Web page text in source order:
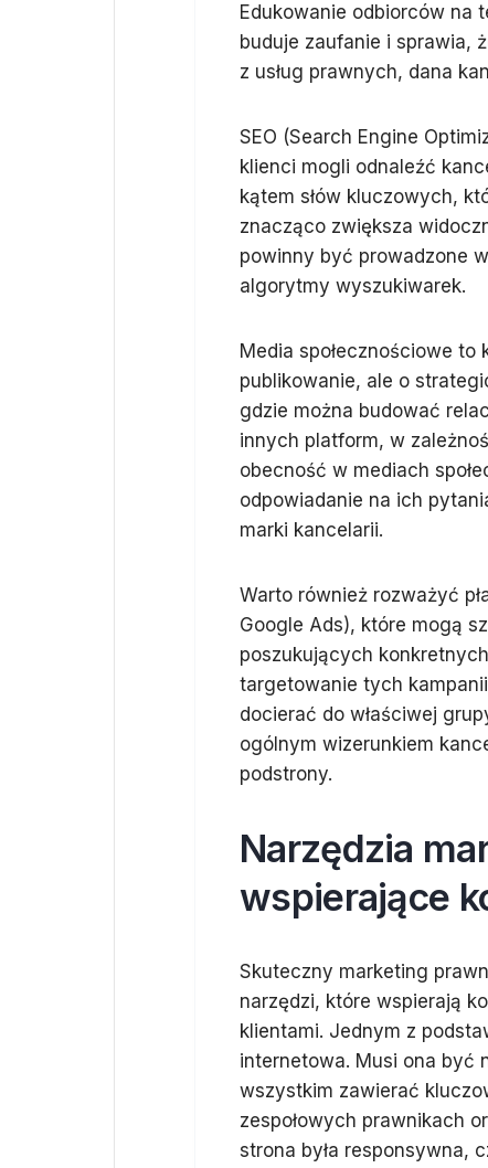
Edukowanie odbiorców na
buduje zaufanie i sprawia,
z usług prawnych, dana
SEO (Search Engine
klienci mogli odnaleźć
kątem słów kluczowych,
znacząco zwiększa
powinny być prowadzone
algorytmy wyszukiwarek.
Media społecznościowe
publikowanie, ale o
gdzie można budować
innych platform, w
obecność w mediach
odpowiadanie na ich
marki kancelarii.
Warto również rozważyć
Google Ads), które mogą
poszukujących
targetowanie tych
docierać do właściwej
ogólnym wizerunkiem
podstrony.
Narzędzia
wspierające
Skuteczny marketing
narzędzi, które wspierają
klientami. Jednym z
internetowa. Musi ona być
wszystkim zawierać
zespołowych prawnikach
strona była responsywna,